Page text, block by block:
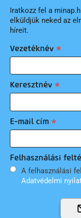
Iratkozz fel a
elküldjük neked az
híreit.
Vezetéknév
Keresztnév
E-mail cím
Felhasználási
A felhasználási
Adatvédelmi